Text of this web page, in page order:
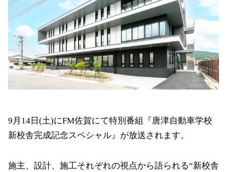
9月14日(土)にFM佐賀にて特別番組『唐津自動車学校
新校舎完成記念スペシャル』が放送されます。
施主、設計、施工それぞれの視点から語られる“新校舎